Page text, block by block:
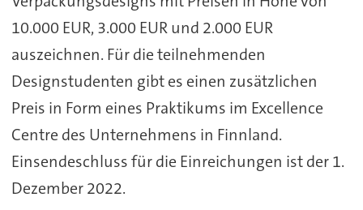
10.000 EUR, 3.000 EUR und 2.000 EUR
auszeichnen. Für die teilnehmenden
Designstudenten gibt es einen zusätzlichen
Preis in Form eines Praktikums im Excellence
Centre des Unternehmens in Finnland.
Einsendeschluss für die Einreichungen ist der 1.
Dezember 2022.